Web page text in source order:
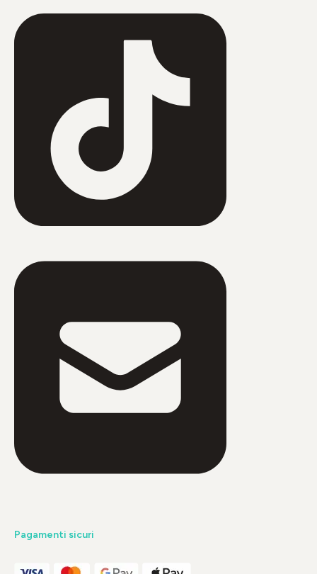
Pagamenti sicuri